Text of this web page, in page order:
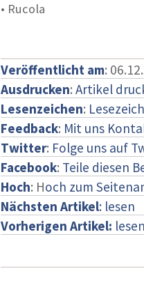
• Rucola
Veröffentlicht am:
Ausdrucken: Artikel
Lesenzeichen:
Feedback: Mit uns
Twitter: Folge uns auf
Facebook: Teile diesen
Hoch: Hoch zum
Nächsten Artikel: lesen
Vorherigen Artikel: lesen